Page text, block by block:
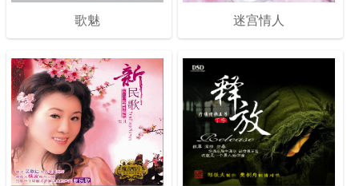
歌魅 迷宫情人